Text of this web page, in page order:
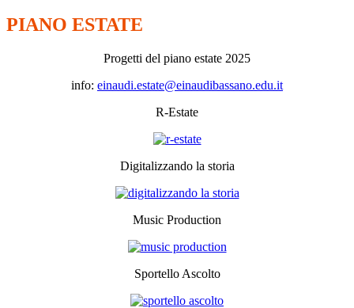
PIANO ESTATE
Progetti del piano estate 2025
info: einaudi.estate@einaudibassano.edu.it
R-Estate
Digitalizzando la storia
Music Production
Sportello Ascolto